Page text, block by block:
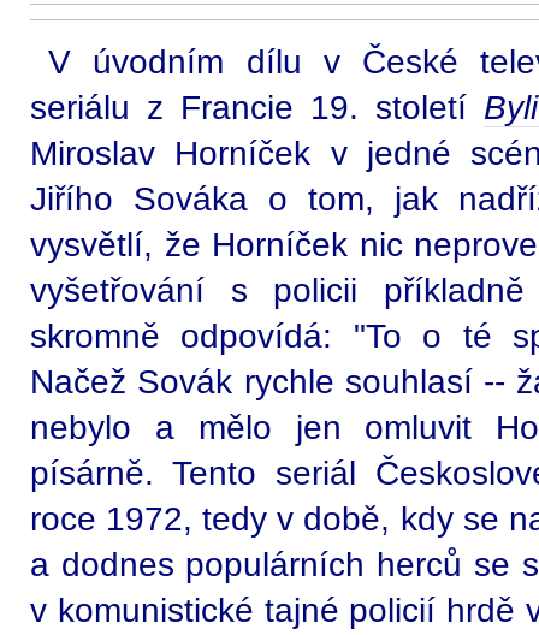
V úvodním dílu v České
seriálu z Francie 19. století
Miroslav Horníček v jedné
Jiřího Sováka o tom, jak
vysvětlí, že Horníček nic
vyšetřování s policii příkladně
skromně odpovídá: "To o té
Načež Sovák rychle souhlasí --
nebylo a mělo jen omluvit
písárně. Tento seriál
roce 1972, tedy v době, kdy se
a dodnes populárních herců se
v komunistické tajné policií hrdě